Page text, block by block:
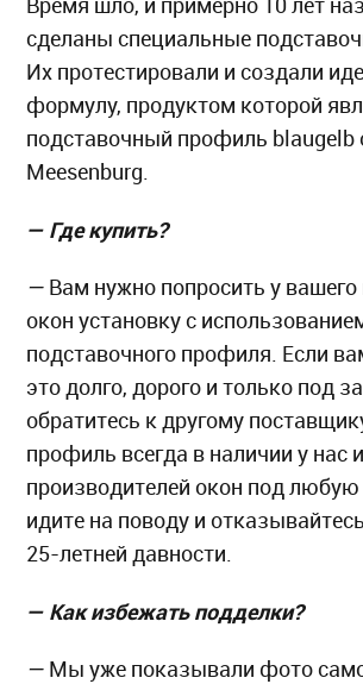
Время шло, и примерно 10 лет
сделаны специальные
Их протестировали и создали
формулу, продуктом которой
подставочный профиль blaugelb
Meesenburg.
— Где купить?
— Вам нужно попросить у
окон установку с
подставочного профиля. Если
это долго, дорого и только под
обратитесь к другому
профиль всегда в наличии у нас
производителей окон под любую
идите на поводу и
25-летней давности.
— Как избежать подделки?
— Мы уже показывали фото